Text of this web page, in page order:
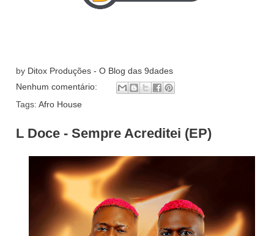
by Ditox Produções - O Blog das 9dades
Nenhum comentário:
Tags: Afro House
L Doce - Sempre Acreditei (EP)